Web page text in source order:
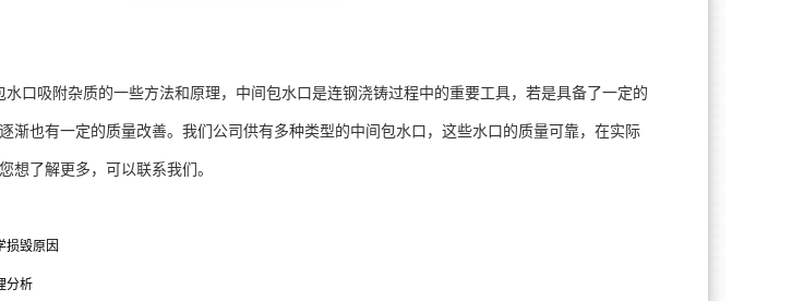
口吸附杂质的一些方法和原理，中间包水口是连钢浇铸过程中的重要工具，若是具备了一定的
渐也有一定的质量改善。我们公司供有多种类型的中间包水口，这些水口的质量可靠，在实际
想了解更多，可以联系我们。
损毁原因
分析